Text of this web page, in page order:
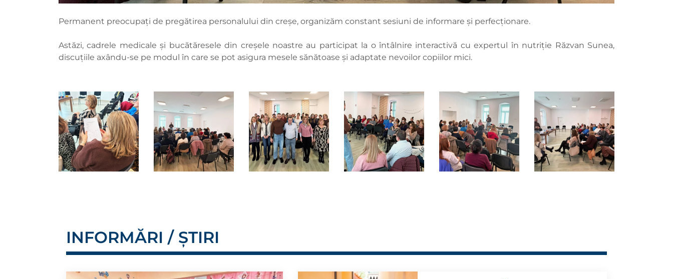
Permanent preocupați de pregătirea personalului din creșe, organizăm constant sesiuni de informare și perfecționare.
Astăzi, cadrele medicale și bucătăresele din creșele noastre au participat la o întâlnire interactivă cu expertul în nutriție Răzvan Sunea,
discuțiile axându-se pe modul în care se pot asigura mesele sănătoase și adaptate nevoilor copiilor mici.
INFORMĂRI / ȘTIRI